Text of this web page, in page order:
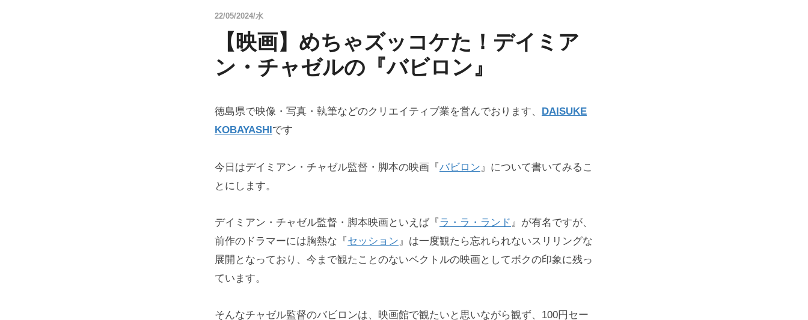
22/05/2024/水
【映画】めちゃズッコケた！デイミア
ン・チャゼルの『バビロン』
徳島県で映像・写真・執筆などのクリエイティブ業を営んでおります、
DAISUKE
KOBAYASHI です
今日はデイミアン・チャゼル監督・脚本の映画『バビロン 』について書いてみるこ
とにします。
デイミアン・チャゼル監督・脚本映画といえば『 ラ・ラ・ランド 』が有名ですが、
前作のドラマーには胸熱な『セッション』は一度観たら忘れられないスリリングな
展開となっており、今まで観たことのないベクトルの映画としてボクの印象に残っ
ています。
そんなチャゼル監督のバビロンは、映画館で観たいと思いながら観ず、100円セー